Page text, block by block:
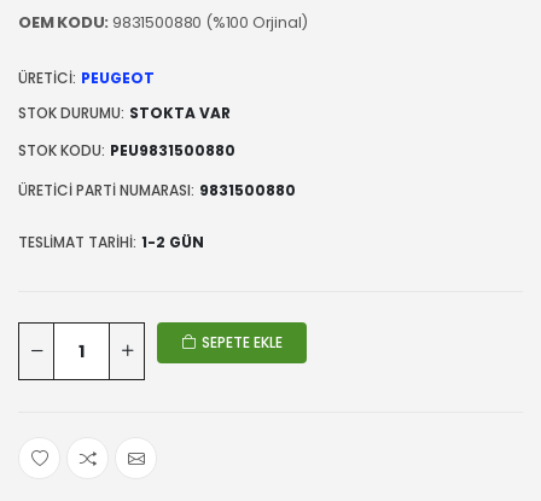
OEM KODU: 9831500880 (%100 Orjinal)
ÜRETICI: PEUGEOT
STOK DURUMU: STOKTA VAR
STOK KODU: PEU9831500880
ÜRETICI PARTI NUMARASI: 9831500880
TESLIMAT TARIHI: 1-2 GÜN
SEPETE EKLE